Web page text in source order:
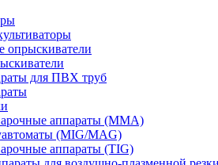
опрыскиватели
для ПВХ труб
аппараты (ММА)
(MIG/MAG)
аппараты (TIG)